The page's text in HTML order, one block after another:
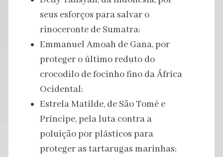
seus esforços para salvar o
rinoceronte de Sumatra;
Emmanuel Amoah de Gana, por
proteger o último reduto do
crocodilo de focinho fino da África
Ocidental;
Estrela Matilde, de São Tomé e
Príncipe, pela luta contra a
poluição por plásticos para
proteger as tartarugas marinhas;